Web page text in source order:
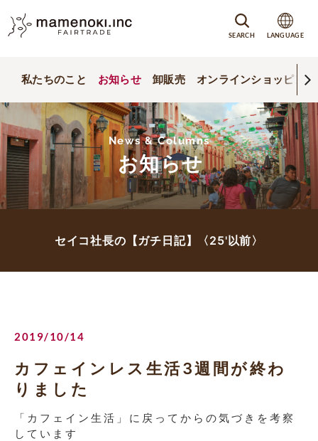
SEARCH LANGUAGE
私たちのこと お知らせ 卸販売 オンラインショッピング
News & Columns
お知らせ
セイコ社長の【ガチ日記】〈25'以前〉
2019/10/14
カフェインレス生活3週間が終わ
りました
「カフェイン生活」に戻ってからの気づきを考察
しています